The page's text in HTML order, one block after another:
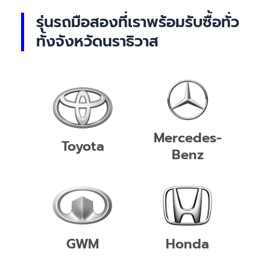
รุ่นรถมือสองที่เราพร้อมรับซื้อทั่ว
ทั้งจังหวัดนราธิวาส
Toyota
Mercedes-
Benz
GWM Honda